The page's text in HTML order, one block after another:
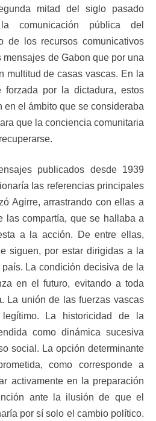
mitad del siglo pasado
comunicación pública del
de los recursos comunicativos
mensajes de Gabon que por una
multitud de casas vascas. En la
forzada por la dictadura, estos
en el ámbito que se consideraba
que la conciencia comunitaria
publicados desde 1939
las referencias principales
Agirre, arrastrando con ellas a
las compartía, que se hallaba a
a la acción. De entre ellas,
siguen, por estar dirigidas a la
La condición decisiva de la
en el futuro, evitando a toda
La unión de las fuerzas vascas
La historicidad de la
como dinámica sucesiva
social. La opción determinante
como corresponde a
activamente en la preparación
ante la ilusión de que el
por sí solo el cambio político.